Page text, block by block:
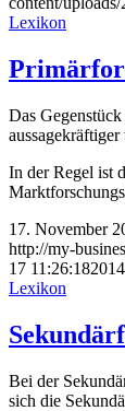
Lexikon
Das
In der Regel ist
17. November
http://my-
17 11:26:18
Lexikon
Bei der
sich die